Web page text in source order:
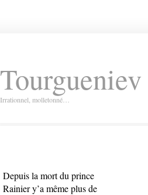
Irrationnel, molletonné…
Depuis la mort du prince
Rainier y’a même plus de